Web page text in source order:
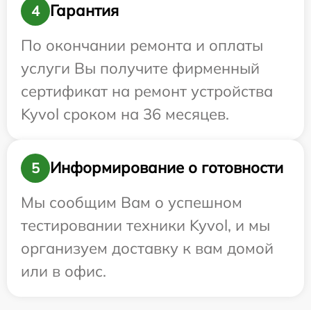
4
Гарантия
По окончании ремонта и оплаты
услуги Вы получите фирменный
сертификат на ремонт устройства
Kyvol сроком на 36 месяцев.
5
Информирование о готовности
Мы сообщим Вам о успешном
тестировании техники Kyvol, и мы
организуем доставку к вам домой
или в офис.